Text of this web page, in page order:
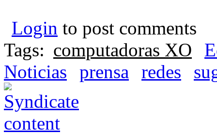
Login to post comments
Tags: computadoras XO
Noticias
prensa redes